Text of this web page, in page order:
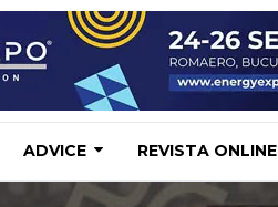
ADVICE REVISTA ONLINE